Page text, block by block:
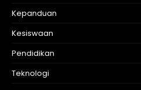
Kepanduan
Kesiswaan
Pendidikan
Teknologi